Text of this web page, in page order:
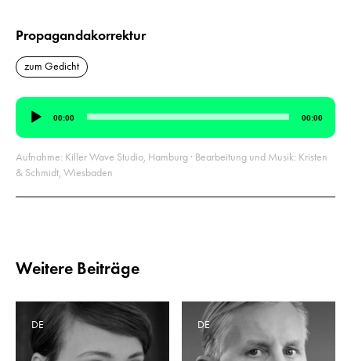
Propagandakorrektur
zum Gedicht
Audio-
Player
00:00 00:00
Aufnahme: Killer Wave Studio, Hamburg · Bearbeitung und Musik: Kristen
& Schmidt, Wiesbaden
Weitere Beiträge
DE DE